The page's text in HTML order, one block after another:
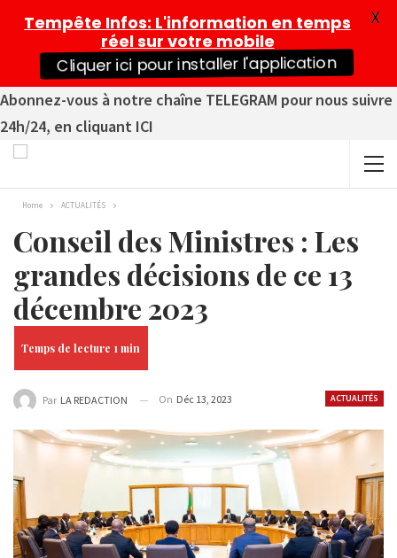
Abonnez-vous à notre chaîne TELEGRAM pour nous suivre
24h/24, en cliquant ICI
Home ACTUALITÉS
Conseil des Ministres : Les
grandes décisions de ce 13
décembre 2023
ACTUALITÉS
Par LA REDACTION On Déc 13, 2023
Tempête Infos: L'information en temps
réel sur votre mobile
Cliquer ici pour installer l'application
X